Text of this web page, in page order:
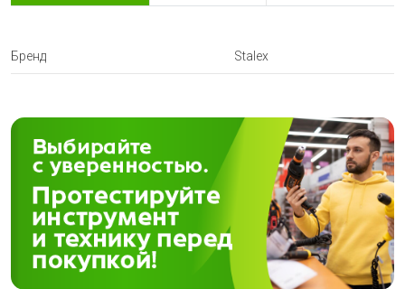
Бренд Stalex